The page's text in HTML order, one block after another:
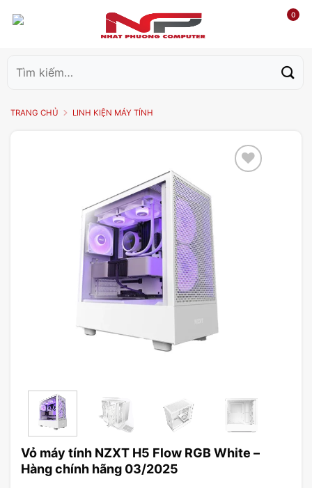
0
kiếm:
TRANG CHỦ LINH KIỆN MÁY TÍNH
Vỏ máy tính NZXT H5 Flow RGB White –
Hàng chính hãng 03/2025